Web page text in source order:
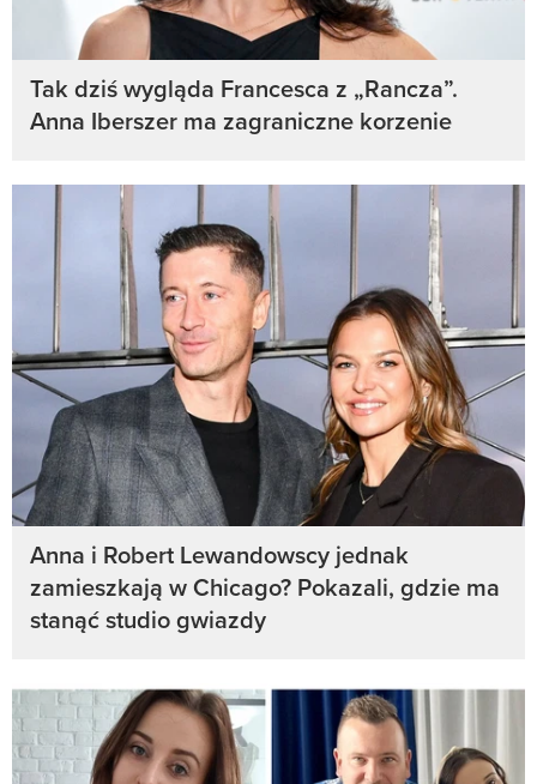
Tak dziś wygląda Francesca z „Rancza”.
Anna Iberszer ma zagraniczne korzenie
Anna i Robert Lewandowscy jednak
zamieszkają w Chicago? Pokazali, gdzie ma
stanąć studio gwiazdy